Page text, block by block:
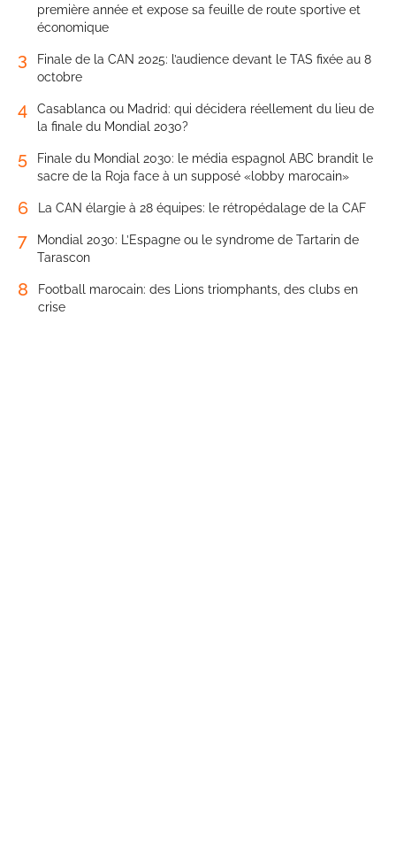
première année et expose sa feuille de route sportive et
économique
3
Finale de la CAN 2025: l’audience devant le TAS fixée au 8
octobre
4
Casablanca ou Madrid: qui décidera réellement du lieu de
la finale du Mondial 2030?
5
Finale du Mondial 2030: le média espagnol ABC brandit le
sacre de la Roja face à un supposé «lobby marocain»
6 La CAN élargie à 28 équipes: le rétropédalage de la CAF
7
Mondial 2030: L’Espagne ou le syndrome de Tartarin de
Tarascon
8
Football marocain: des Lions triomphants, des clubs en
crise